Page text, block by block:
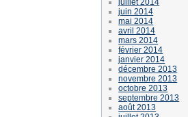
juin 2014
mai 2014
avril 2014
mars 2014
février 2014
janvier 2014
décembre 2013
novembre 2013
octobre 2013
septembre 2013
août 2013